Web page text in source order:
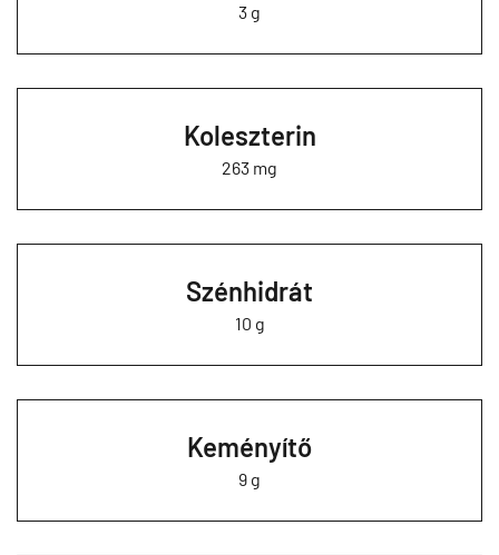
3 g
Koleszterin
263 mg
Szénhidrát
10 g
Keményítő
9 g